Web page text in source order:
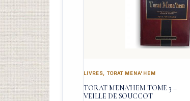
LIVRES, TORAT MENA'HEM
TORAT MENA’HEM TOME 3 –
VEILLE DE SOUCCOT